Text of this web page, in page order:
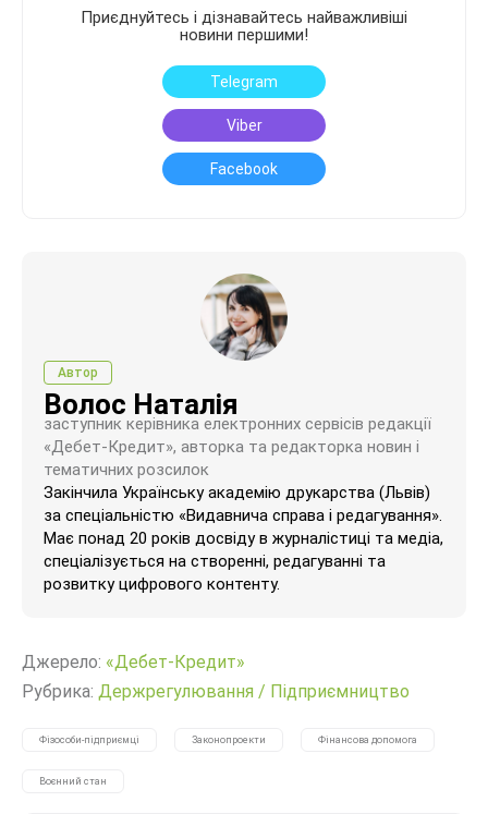
Приєднуйтесь і дізнавайтесь найважливіші
новини першими!
Telegram
Viber
Facebook
Автор
Волос Наталія
заступник керівника електронних сервісів редакції
«Дебет-Кредит», авторка та редакторка новин і
тематичних розсилок
Закінчила Українську академію друкарства (Львів)
за спеціальністю «Видавнича справа і редагування».
Має понад 20 років досвіду в журналістиці та медіа,
спеціалізується на створенні, редагуванні та
розвитку цифрового контенту.
Джерело: «Дебет-Кредит»
Рубрика: Держрегулювання / Підприємництво
Фізособи-підприємці Законопроекти Фінансова допомога
Воєнний стан